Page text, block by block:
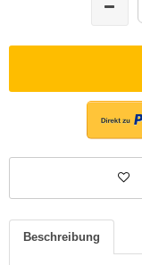
Beschreibung